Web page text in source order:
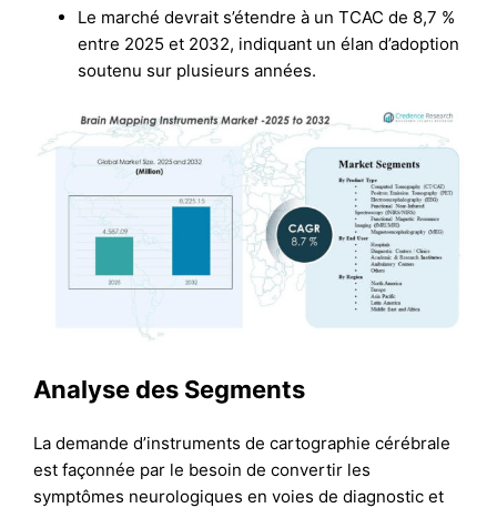
Le marché devrait s’étendre à un TCAC de 8,7 %
entre 2025 et 2032, indiquant un élan d’adoption
soutenu sur plusieurs années.
Analyse des Segments
La demande d’instruments de cartographie cérébrale
est façonnée par le besoin de convertir les
symptômes neurologiques en voies de diagnostic et